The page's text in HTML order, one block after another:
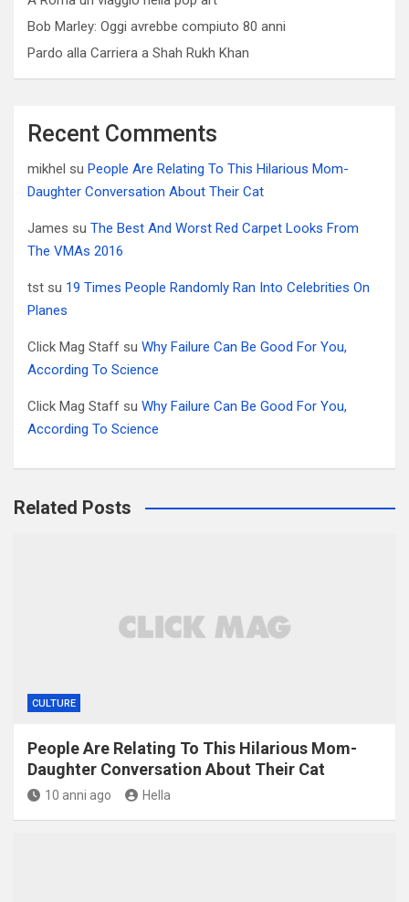
Bob Marley: Oggi avrebbe compiuto 80 anni
Pardo alla Carriera a Shah Rukh Khan
Recent Comments
mikhel su People Are Relating To This Hilarious Mom-
Daughter Conversation About Their Cat
James su The Best And Worst Red Carpet Looks From
The VMAs 2016
tst su 19 Times People Randomly Ran Into Celebrities On
Planes
Click Mag Staff su Why Failure Can Be Good For You,
According To Science
Click Mag Staff su Why Failure Can Be Good For You,
According To Science
Related Posts
CULTURE
People Are Relating To This Hilarious Mom-
Daughter Conversation About Their Cat
10 anni ago Hella